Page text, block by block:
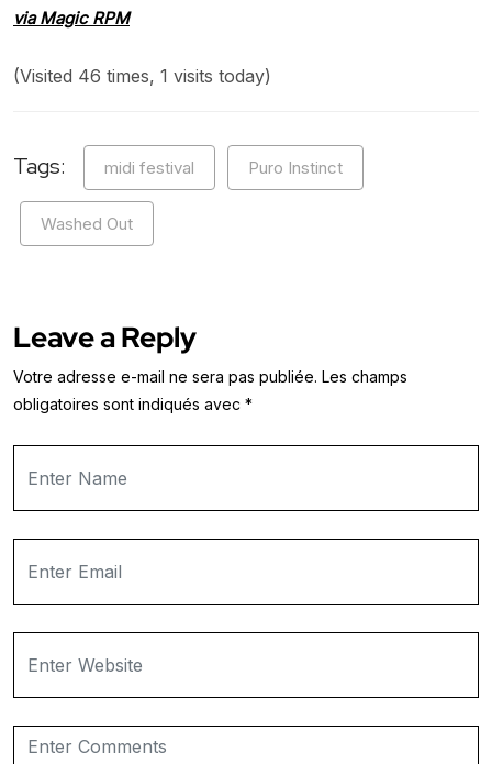
via Magic RPM
(Visited 46 times, 1 visits today)
Tags: midi festival Puro Instinct
Washed Out
Leave a Reply
Votre adresse e-mail ne sera pas publiée. Les champs
obligatoires sont indiqués avec *